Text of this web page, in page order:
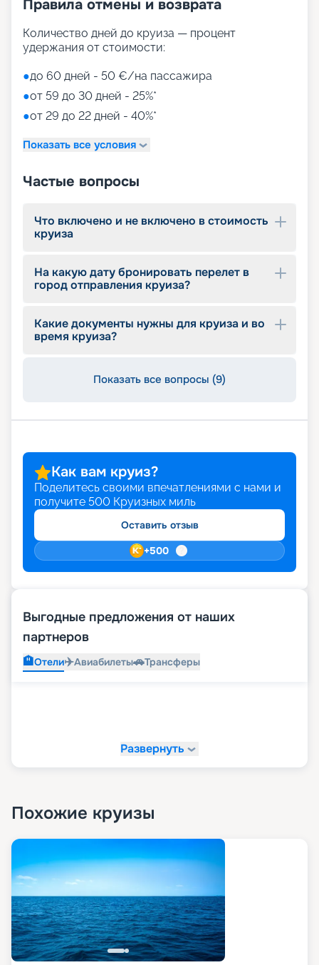
Правила отмены и возврата
Количество дней до круиза — процент
удержания от стоимости:
●до 60 дней - 50 €/на пассажира
●от 59 до 30 дней - 25%*
●от 29 до 22 дней - 40%*
Показать все условия
Частые вопросы
Что включено и не включено в стоимость
круиза
На какую дату бронировать перелет в
город отправления круиза?
Какие документы нужны для круиза и во
время круиза?
Показать все вопросы (9)
Как вам круиз?
Поделитесь своими впечатлениями с нами и
получите 500 Круизных миль
Оставить отзыв
+500
Выгодные предложения от наших
партнеров
🏨Отели✈️Авиабилеты🚗Трансферы
Развернуть
Похожие круизы